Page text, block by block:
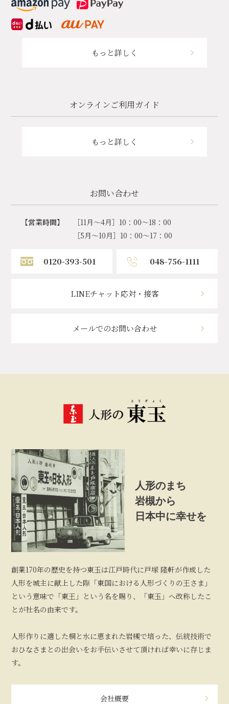
もっと詳しく
オンラインご利用ガイド
もっと詳しく
お問い合わせ
【営業時間】
［11月～4月］10：00～18：00
［5月～10月］10：00～17：00
0120-393-501 048-756-1111
LINEチャット応対・接客
メールでのお問い合わせ
人形のまち
岩槻から
日本中に幸せを
創業170年の歴史を持つ東玉は江戸時代に戸塚 隆軒が作成した
人形を城主に献上した際「東国における人形づくりの王さま」
という意味で「東王」という名を賜り、「東玉」へ改称したこ
とが社名の由来です。
人形作りに適した桐と水に恵まれた岩槻で培った、伝統技術で
おひなさまとの出会いをお手伝いさせて頂ければ幸いに存じま
す。
会社概要